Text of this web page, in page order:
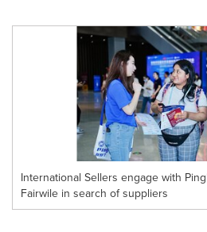
International Sellers engage with
Fairwile in search of suppliers